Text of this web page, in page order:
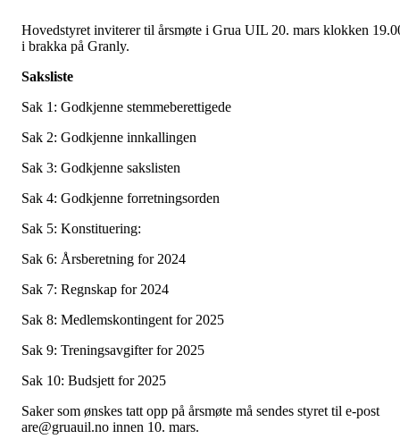
Hovedstyret inviterer til årsmøte i Grua UIL 20. mars klokken
i brakka på Granly.
Saksliste
Sak 1: Godkjenne stemmeberettigede
Sak 2: Godkjenne innkallingen
Sak 3: Godkjenne sakslisten
Sak 4: Godkjenne forretningsorden
Sak 5: Konstituering:
Sak 6: Årsberetning for 2024
Sak 7: Regnskap for 2024
Sak 8: Medlemskontingent for 2025
Sak 9: Treningsavgifter for 2025
Sak 10: Budsjett for 2025
Saker som ønskes tatt opp på årsmøte må sendes styret til e-post
are@gruauil.no innen 10. mars.